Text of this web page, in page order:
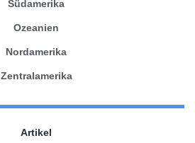
Südamerika
Ozeanien
Nordamerika
Zentralamerika
Artikel